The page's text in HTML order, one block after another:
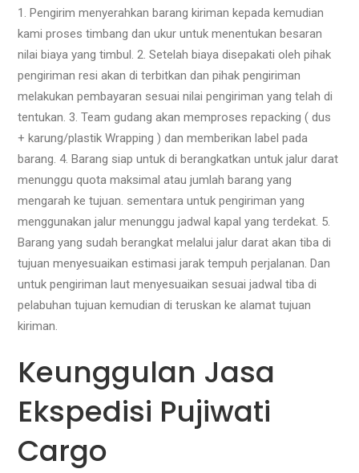
1. Pengirim menyerahkan barang kiriman kepada kemudian
kami proses timbang dan ukur untuk menentukan besaran
nilai biaya yang timbul. 2. Setelah biaya disepakati oleh pihak
pengiriman resi akan di terbitkan dan pihak pengiriman
melakukan pembayaran sesuai nilai pengiriman yang telah di
tentukan. 3. Team gudang akan memproses repacking ( dus
+ karung/plastik Wrapping ) dan memberikan label pada
barang. 4. Barang siap untuk di berangkatkan untuk jalur darat
menunggu quota maksimal atau jumlah barang yang
mengarah ke tujuan. sementara untuk pengiriman yang
menggunakan jalur menunggu jadwal kapal yang terdekat. 5.
Barang yang sudah berangkat melalui jalur darat akan tiba di
tujuan menyesuaikan estimasi jarak tempuh perjalanan. Dan
untuk pengiriman laut menyesuaikan sesuai jadwal tiba di
pelabuhan tujuan kemudian di teruskan ke alamat tujuan
kiriman.
Keunggulan Jasa
Ekspedisi Pujiwati
Cargo